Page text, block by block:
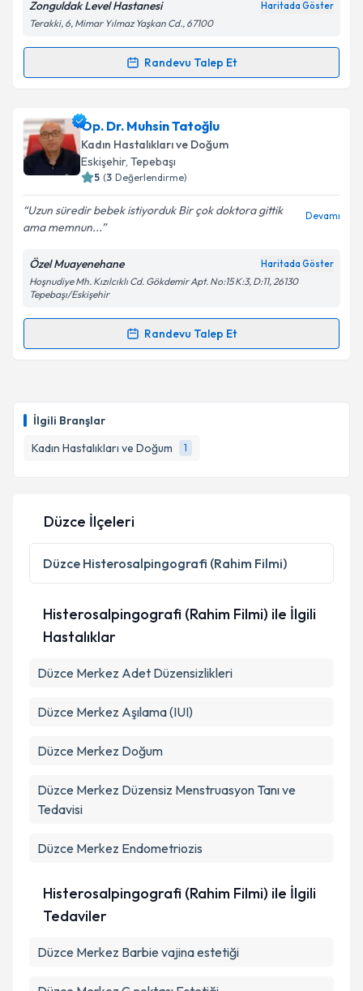
İlgili Branşlar
Kadın Hastalıkları ve Doğum
1
Kişisel verilerimin işlenmesine ilişkin
Aydınlatma
Metni 'ni okudum ve kişisel verilerimin belirtilen
kapsamda işlenmesini kabul ediyorum.
Zonguldak Level Hastanesi Haritada Göster
Terakki, 6, Mimar Yılmaz Yaşkan Cd., 67100
Randevu Talep Et
Randevu Takvimi Talebi
Op. Dr. Selen Seyhan Baydağiçin randevu takvimi
talebi oluşturun. Size bu uzmandan randevu almanız
için bir takvim hazırlandığında e-posta ile
bilgilendireceğiz.
E-posta Adresiniz
Kişisel verilerimin işlenmesine ilişkinAydınlatma
Metni'ni okudum ve kişisel verilerimin belirtilen
kapsamda işlenmesini kabul ediyorum.
Op. Dr. Muhsin Tatoğlu
Kadın Hastalıkları ve Doğum
Eskişehir, Tepebaşı
5 (3 Değerlendirme)
Uzun süredir bebek istiyorduk Bir çok doktora gittik
ama memnun...
Devamı
Özel Muayenehane Haritada Göster
Hoşnudiye Mh. Kızılcıklı Cd. Gökdemir Apt. No:15 K:3, D:11, 26130
Tepebaşı/Eskişehir
Randevu Talep Et
Randevu Takvimi Talebi
takvim hazırlandığında e-posta ile bilgilendireceğiz.
Kişisel verilerimin işlenmesine ilişkinAydınlatma
Metni
'ni okudum ve kişisel verilerimin belirtilen
kapsamda işlenmesini kabul ediyorum.
Takvim Talebini Gönder
Düzce İlçeleri
Düzce Histerosalpingografi (Rahim Filmi)
Histerosalpingografi (Rahim Filmi) ile İlgili
Hastalıklar
Düzce Merkez Adet Düzensizlikleri
Düzce Merkez Aşılama (IUI)
Düzce Merkez Doğum
Düzce Merkez Düzensiz Menstruasyon Tanı ve
Tedavisi
Düzce Merkez Endometriozis
Histerosalpingografi (Rahim Filmi) ile İlgili
Tedaviler
Düzce Merkez Barbie vajina estetiği